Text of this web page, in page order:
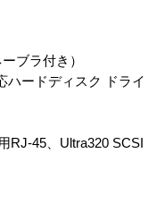
ブラ付き）
ハードディスク ドライ
RJ-45、Ultra320 SCSI